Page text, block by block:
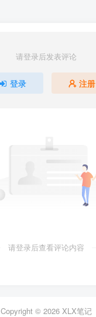
请登录后发表评论
登录 注册
请登录后查看评论内容
Copyright © 2026 XLX笔记